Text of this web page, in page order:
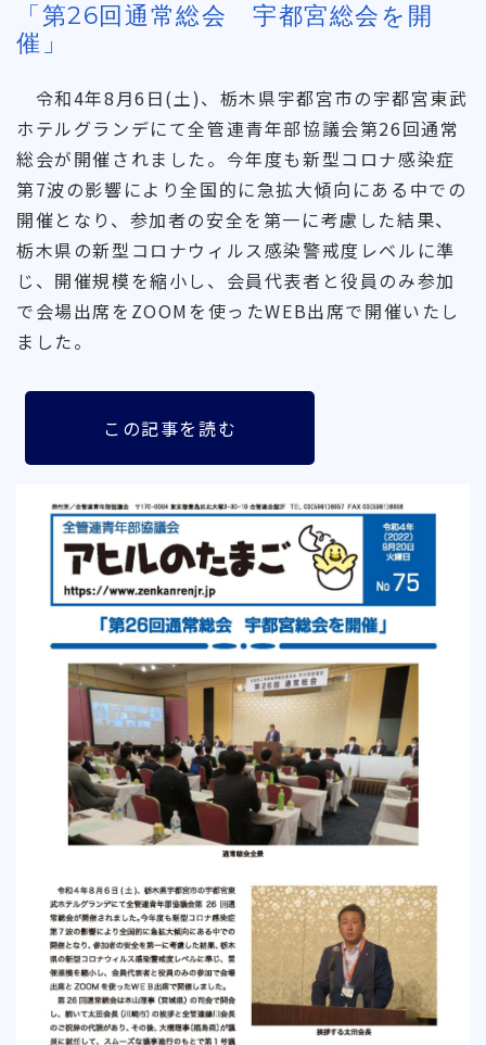
「第26回通常総会 宇都宮総会を開
催」
令和4年8月6日(土)、栃木県宇都宮市の宇都宮東武
ホテルグランデにて全管連青年部協議会第26回通常
総会が開催されました。今年度も新型コロナ感染症
第7波の影響により全国的に急拡大傾向にある中での
開催となり、参加者の安全を第一に考慮した結果、
栃木県の新型コロナウィルス感染警戒度レベルに準
じ、開催規模を縮小し、会員代表者と役員のみ参加
で会場出席をZOOMを使ったWEB出席で開催いたし
ました。
この記事を読む